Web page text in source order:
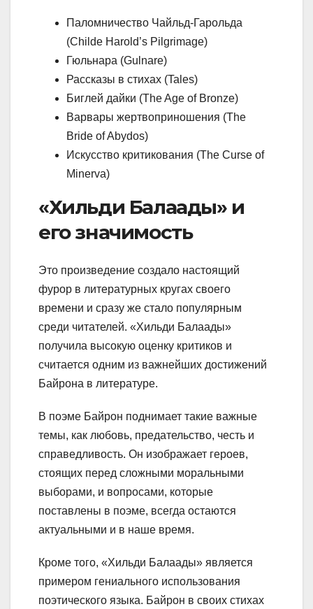
Паломничество Чайльд-Гарольда
(Childe Harold’s Pilgrimage)
Гюльнара (Gulnare)
Рассказы в стихах (Tales)
Биглей дайки (The Age of Bronze)
Варвары жертвоприношения (The
Bride of Abydos)
Искусство критикования (The Curse of
Minerva)
«Хильди Балаады» и
его значимость
Это произведение создало настоящий
фурор в литературных кругах своего
времени и сразу же стало популярным
среди читателей. «Хильди Балаады»
получила высокую оценку критиков и
считается одним из важнейших достижений
Байрона в литературе.
В поэме Байрон поднимает такие важные
темы, как любовь, предательство, честь и
справедливость. Он изображает героев,
стоящих перед сложными моральными
выборами, и вопросами, которые
поставлены в поэме, всегда остаются
актуальными и в наше время.
Кроме того, «Хильди Балаады» является
примером гениального использования
поэтического языка. Байрон в своих стихах